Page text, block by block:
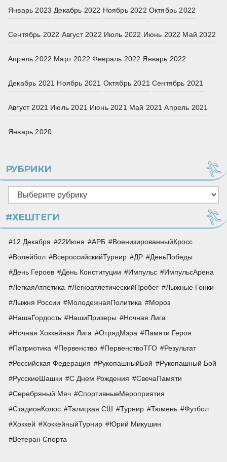
Январь 2023 Декабрь 2022 Ноябрь 2022 Октябрь 2022
Сентябрь 2022 Август 2022 Июль 2022 Июнь 2022 Май 2022
Апрель 2022 Март 2022 Февраль 2022 Январь 2022
Декабрь 2021 Ноябрь 2021 Октябрь 2021 Сентябрь 2021
Август 2021 Июль 2021 Июнь 2021 Май 2021 Апрель 2021
Январь 2020
РУБРИКИ
Рубрики
#ХЕШТЕГИ
12 Декабря 22Июня АРБ
ВоенизированныйКросс
Волейбол
ВсероссийскийТурнир ДР
ДеньПобеды
День Героев
День Конституции Импульс
ИмпульсАрена
ЛегкаяАтлетика
ЛегкоатлетическийПробег
Лыжные Гонки
Лыжня России
МолодежнаяПолитика
Мороз
НашаГордость
НашиПризеры
Ночная Лига
Ночная Хоккейная Лига
ОтрядМэра
Памяти Героя
Патриотика
Первенство ПервенствоТГО
Результат
Российская Федерация
РукопашныйБой
Рукопашный Бой
РусскиеШашки
С Днем Рождения
СвечаПамяти
Серебряный Мяч
СпортивныеМероприятия
СтадионКолос
Талицкая СШ Турнир Тюмень
Футбол
Хоккей
ХоккейныйТурнир
Юрий Микушин
Ветеран Спорта